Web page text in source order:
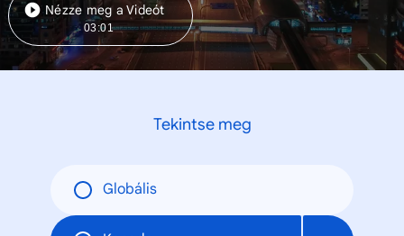
Nézze meg a Videót
03:01
Tekintse meg
Globális